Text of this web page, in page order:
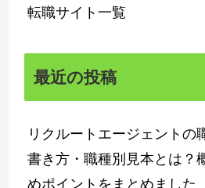
転職サイト一覧
最近の投稿
リクルートエージェントの
書き方・職種別見本とは？
めポイントをまとめました